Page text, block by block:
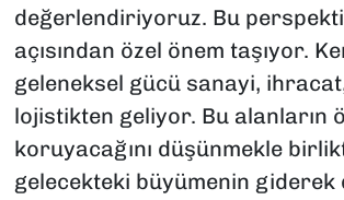
değerlendiriyoruz. Bu
açısından özel önem taşıyor.
geleneksel gücü sanayi,
lojistikten geliyor. Bu alanların
koruyacağını düşünmekle
gelecekteki büyümenin giderek